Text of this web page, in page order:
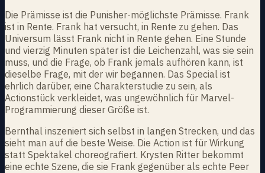
Die Prämisse ist die Punisher-möglichste Prämisse. Frank
ist in Rente. Frank hat versucht, in Rente zu gehen. Das
Universum lässt Frank nicht in Rente gehen. Eine Stunde
und vierzig Minuten später ist die Leichenzahl, was sie sein
muss, und die Frage, ob Frank jemals aufhören kann, ist
dieselbe Frage, mit der wir begannen. Das Special ist
ehrlich darüber, eine Charakterstudie zu sein, als
Actionstück verkleidet, was ungewöhnlich für Marvel-
Programmierung dieser Größe ist.
Bernthal inszeniert sich selbst in langen Strecken, und das
sieht man auf die beste Weise. Die Action ist für Wirkung
statt Spektakel choreografiert. Krysten Ritter bekommt
eine echte Szene, die sie Frank gegenüber als echte Peer